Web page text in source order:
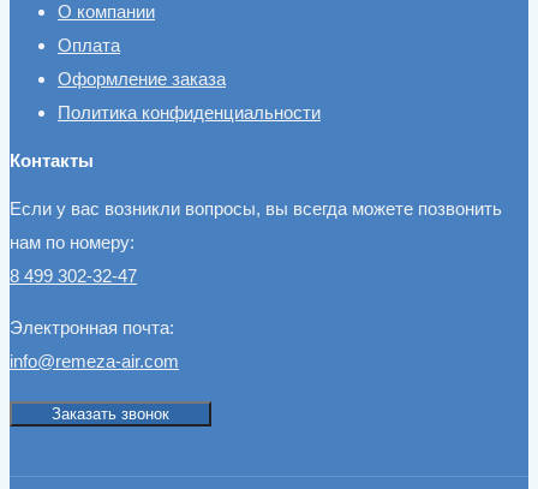
О компании
Оплата
Оформление заказа
Политика конфиденциальности
Контакты
Если у вас возникли вопросы, вы всегда можете позвонить
нам по номеру:
8 499 302-32-47
Электронная почта:
info@remeza-air.com
Заказать звонок